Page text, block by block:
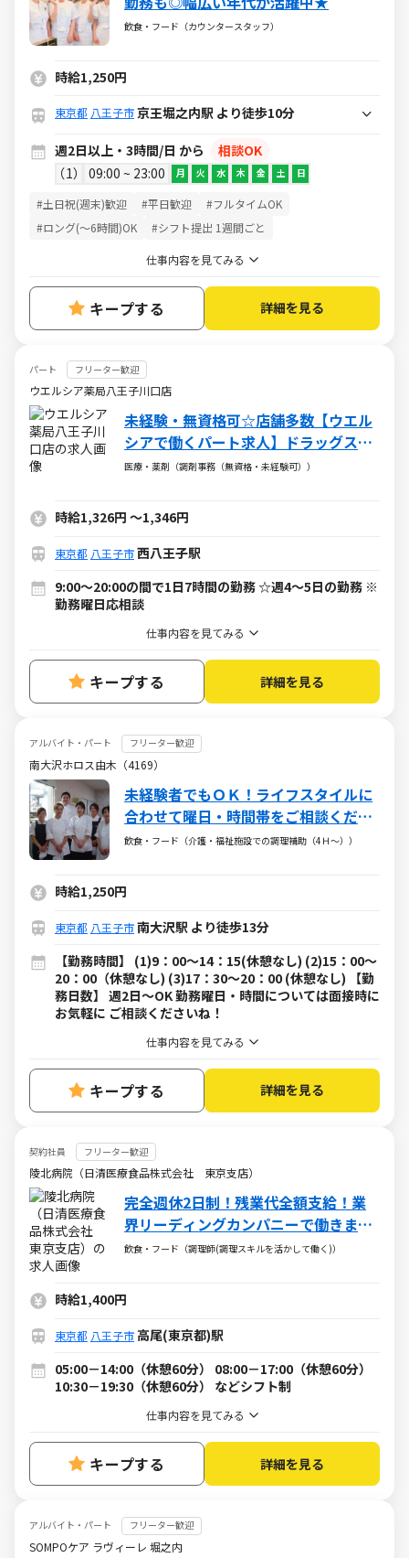
飲食・フード（カウンタースタッフ）
時給1,250円
東京都 八王子市京王堀之内駅 より徒歩10分
週2日以上・3時間/日 から
相談OK
1
09:00 ~ 23:00 月 火 水 木 金 土 日
#土日祝(週末)歓迎 #平日歓迎
#フルタイムOK
#ロング(～6時間)OK
#シフト提出 1週間ごと
仕事内容を見てみる
キープする 詳細を見る
パート フリーター歓迎
ウエルシア薬局八王子川口店
未経験・無資格可☆店舗多数【ウエル
シアで働くパート求人】ドラッグスト
アの調剤事務
医療・薬剤（調剤事務（無資格・未経験可））
時給1,326円 ～1,346円
東京都 八王子市西八王子駅
9:00～20:00の間で1日7時間の勤務 ☆週4～5日の勤務 ※
勤務曜日応相談
仕事内容を見てみる
キープする 詳細を見る
アルバイト・パート フリーター歓迎
南大沢ホロス由木（4169）
未経験者でもＯＫ！ライフスタイルに
合わせて曜日・時間帯をご相談くださ
い
飲食・フード（介護・福祉施設での調理補助（4Ｈ～））
時給1,250円
東京都 八王子市南大沢駅 より徒歩13分
【勤務時間】 (1)9：00～14：15(休憩なし) (2)15：00～
20：00（休憩なし) (3)17：30～20：00 (休憩なし) 【勤
務日数】 週2日～OK 勤務曜日・時間については面接時に
お気軽に ご相談くださいね！
仕事内容を見てみる
キープする 詳細を見る
契約社員 フリーター歓迎
陵北病院（日清医療食品株式会社 東京支店）
完全週休2日制！残業代全額支給！業
界リーディングカンパニーで働きませ
んか？！
飲食・フード（調理師(調理スキルを活かして働く)）
時給1,400円
東京都 八王子市 高尾(東京都)駅
05:00－14:00（休憩60分） 08:00－17:00（休憩60分）
10:30－19:30（休憩60分） などシフト制
仕事内容を見てみる
キープする 詳細を見る
アルバイト・パート フリーター歓迎
SOMPOケア ラヴィーレ 堀之内